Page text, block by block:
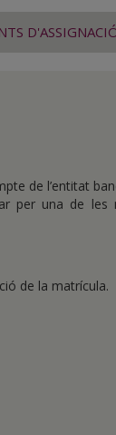
de l’entitat
per una de les
de la matrícula.